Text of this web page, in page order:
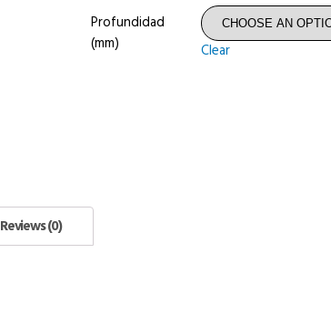
Profundidad
(mm)
Clear
Reviews (0)